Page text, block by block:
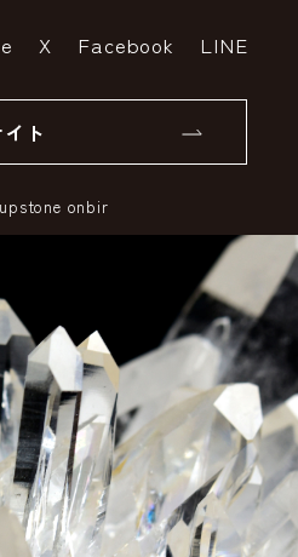
X Facebook LINE
ト
onbir